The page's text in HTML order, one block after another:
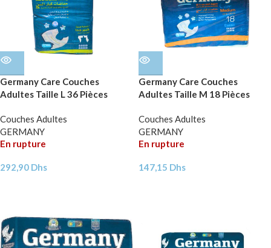
Germany Care Couches
Adultes Taille L 36 Pièces
Couches Adultes
GERMANY
En rupture
292,90 Dhs
Germany Care Couches
Adultes Taille M 18 Pièces
Couches Adultes
GERMANY
En rupture
147,15 Dhs